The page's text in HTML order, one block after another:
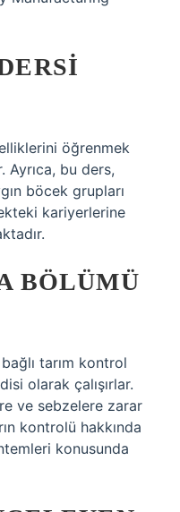
öğrenmek
bu ders,
böcek grupları
kariyerlerine
BÖLÜMÜ
bağlı tarım kontrol
olarak çalışırlar.
ve sebzelere zarar
kontrolü hakkında
konusunda